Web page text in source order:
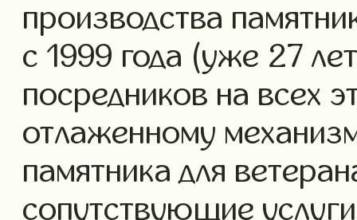
производства
с 1999 года (уже 27
посредников на всех
отлаженному
памятника для
сопутствующие